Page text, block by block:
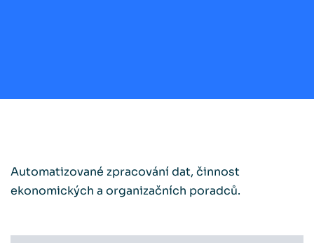
Automatizované zpracování dat, činnost
ekonomických a organizačních poradců.